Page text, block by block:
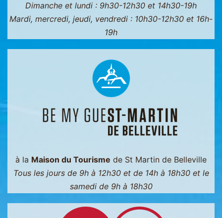
Dimanche et lundi : 9h30-12h30 et 14h30-19h
Mardi, mercredi, jeudi, vendredi : 10h30-12h30 et 16h-
19h
à la Maison du Tourisme de St Martin de Belleville
Tous les jours de 9h à 12h30 et de 14h à 18h30 et le
samedi de 9h à 18h30